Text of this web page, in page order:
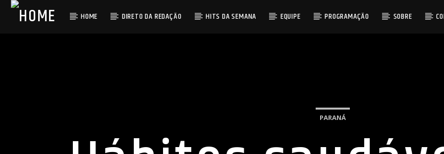
HOME DIRETO DA REDAÇÃO HITS DA SEMANA EQUIPE PROGRAMAÇÃO SOBRE
PARANÁ